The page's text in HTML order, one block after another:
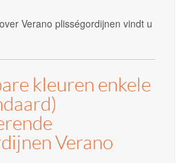
Verano plisségordijnen vindt u
kleuren enkele
Verano